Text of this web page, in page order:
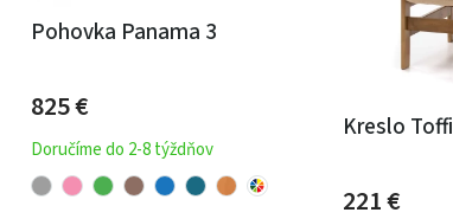
Pohovka Panama 3
825€
Doručíme do 2-8 týždňov
Kreslo Toffi
221€